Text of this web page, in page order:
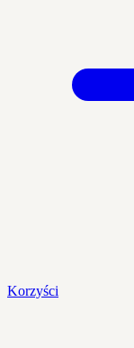
Korzyści